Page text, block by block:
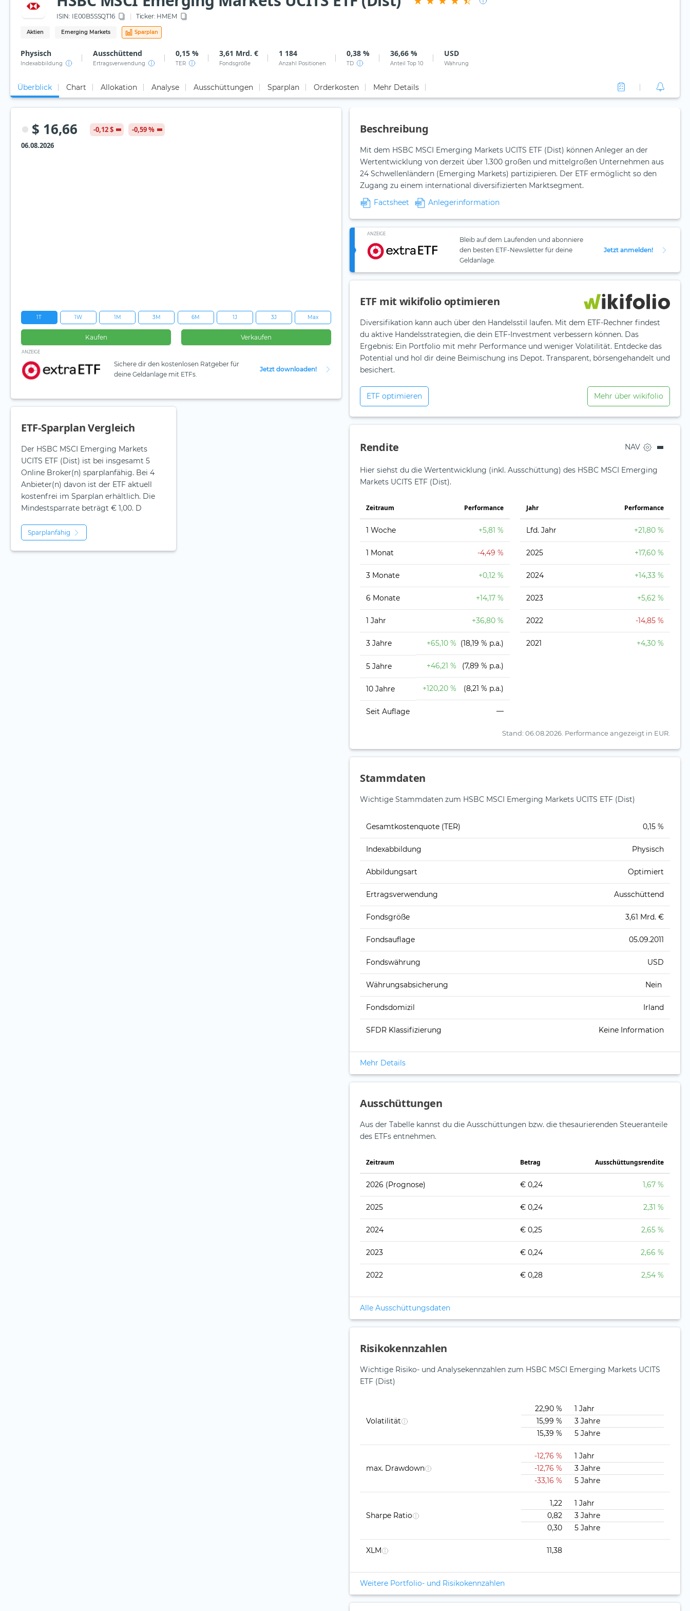
ISIN: IE00B5SSQT16 Ticker: HMEM
Aktien Emerging Markets Sparplan
Physisch
Indexabbildung
Ausschüttend
Ertragsverwendung
0,15 %
TER
3,61 Mrd. €
Fondsgröße
1 184
Anzahl Positionen
0,38 %
TD
36,66 %
Anteil Top 10
USD
Währung
Überblick Chart Allokation Analyse Ausschüttungen Sparplan Orderkosten Mehr Details
$ 16,66 -0,12 $
-0,59 %
06.08.2026
1T 1W 1M 3M 6M 1J 3J Max
Kaufen Verkaufen
ANZEIGE
Sichere dir den kostenlosen Ratgeber für
deine Geldanlage mit ETFs.
Jetzt downloaden!
ETF-Sparplan Vergleich
Der HSBC MSCI Emerging Markets
UCITS ETF (Dist) ist bei insgesamt 5
Online Broker(n) sparplanfähig. Bei 4
Anbieter(n) davon ist der ETF aktuell
kostenfrei im Sparplan erhältlich. Die
Mindestsparrate beträgt € 1,00. D
Sparplanfähig
Beschreibung
Mit dem HSBC MSCI Emerging Markets UCITS ETF (Dist) können Anleger an der
Wertentwicklung von derzeit über 1.300 großen und mittelgroßen Unternehmen aus
24 Schwellenländern (Emerging Markets) partizipieren. Der ETF ermöglicht so den
Zugang zu einem international diversifizierten Marktsegment.
Factsheet
Anlegerinformation
ANZEIGE
Bleib auf dem Laufenden und abonniere
den besten ETF-Newsletter für deine
Geldanlage.
Jetzt anmelden!
ETF mit wikifolio optimieren
Diversifikation kann auch über den Handelsstil laufen. Mit dem ETF-Rechner findest
du aktive Handelsstrategien, die dein ETF-Investment verbessern können. Das
Ergebnis: Ein Portfolio mit mehr Performance und weniger Volatilität. Entdecke das
Potential und hol dir deine Beimischung ins Depot. Transparent, börsengehandelt und
besichert.
ETF optimieren Mehr über wikifolio
Rendite NAV
Hier siehst du die Wertentwicklung (inkl. Ausschüttung) des HSBC MSCI Emerging
Markets UCITS ETF (Dist).
Zeit­raum Perfor­mance
1 Woche +5,81 %
1 Monat -4,49 %
3 Monate +0,12 %
6 Monate +14,17 %
1 Jahr +36,80 %
3 Jahre +65,10 % (18,19 % p.a.)
5 Jahre +46,21 % (7,89 % p.a.)
10 Jahre +120,20 % (8,21 % p.a.)
Seit Auflage —
Jahr Perfor­mance
Lfd. Jahr +21,80 %
2025 +17,60 %
2024 +14,33 %
2023 +5,62 %
2022 -14,85 %
2021 +4,30 %
Stand: 06.08.2026. Performance angezeigt in EUR.
Stammdaten
Wichtige Stammdaten zum HSBC MSCI Emerging Markets UCITS ETF (Dist)
Gesamt­kosten­quote (TER) 0,15 %
Index­abbildung Physisch
Abbildungs­art Optimiert
Ertrags­verwendung Ausschüttend
Fonds­größe 3,61 Mrd. €
Fonds­auflage 05.09.2011
Fonds­währung USD
Währungsabsicherung Nein
Fondsdomizil Irland
SFDR Klassifizierung Keine Information
Mehr Details
Ausschüttungen
Aus der Tabelle kannst du die Ausschüttungen bzw. die thesaurierenden Steueranteile
des ETFs entnehmen.
Zeitraum Betrag Ausschüttungsrendite
2026 (Prognose) € 0,24 1,67 %
2025 € 0,24 2,31 %
2024 € 0,25 2,65 %
2023 € 0,24 2,66 %
2022 € 0,28 2,54 %
Alle Ausschüttungsdaten
Risikokennzahlen
Wichtige Risiko- und Analysekennzahlen zum HSBC MSCI Emerging Markets UCITS
ETF (Dist)
Volatilität
22,90 %
1 Jahr
15,99 %
3 Jahre
15,39 %
5 Jahre
max. Drawdown
-12,76 %
1 Jahr
-12,76 %
3 Jahre
-33,16 %
5 Jahre
Sharpe Ratio
1,22
1 Jahr
0,82
3 Jahre
0,30
5 Jahre
XLM 11,38
Weitere Portfolio- und Risikokennzahlen